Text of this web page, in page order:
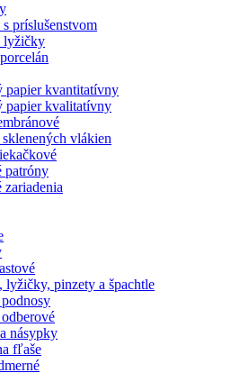
príslušenstvom
lyžičky
papier kvantitatívny
papier kvalitatívny
vlákien
patróny
zariadenia
lyžičky, pinzety a špachtle
násypky
fľaše